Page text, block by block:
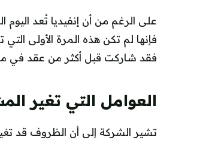
على الرغم من أن إنفيديا تُعد اليوم
فإنها لم تكن هذه المرة الأولى
فقد شاركت قبل أكثر من عقد في
العوامل التي تغير
تشير الشركة إلى أن الظروف قد